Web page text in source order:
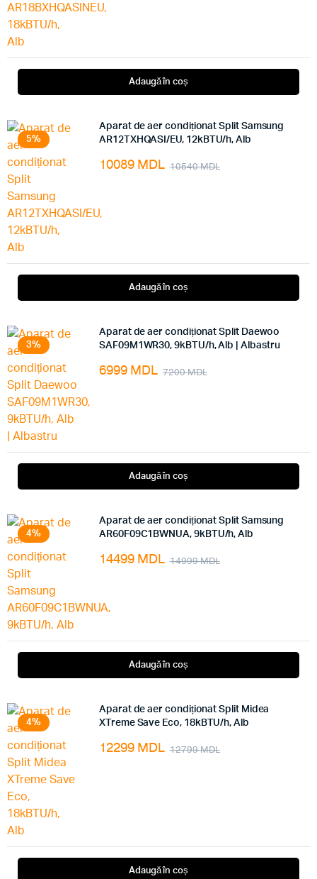
Adaugă în coș
5%
Aparat de aer condiționat Split Samsung
AR12TXHQASI/EU, 12kBTU/h, Alb
10540MDL
10089 MDL
Adaugă în coș
3%
Aparat de aer condiționat Split Daewoo
SAF09M1WR30, 9kBTU/h, Alb | Albastru
7200MDL
6999 MDL
Adaugă în coș
4%
Aparat de aer condiționat Split Samsung
AR60F09C1BWNUA, 9kBTU/h, Alb
14999MDL
14499 MDL
Adaugă în coș
4%
Aparat de aer condiționat Split Midea
XTreme Save Eco, 18kBTU/h, Alb
12799MDL
12299 MDL
Adaugă în coș